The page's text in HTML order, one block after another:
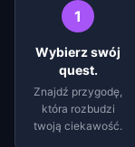
1
Wybierz swój
quest.
Znajdź przygodę,
która rozbudzi
twoją ciekawość.